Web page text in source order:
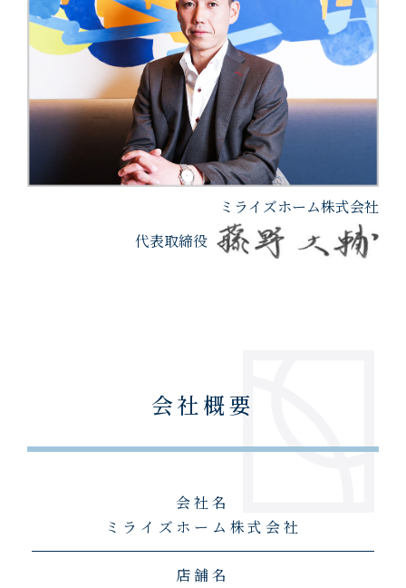
ミライズホーム株式会社
代表取締役
会社概要
会社名
ミライズホーム株式会社
店舗名